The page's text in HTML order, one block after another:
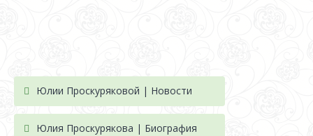
Юлии Проскуряковой | Новости
Юлия Проскурякова | Биография